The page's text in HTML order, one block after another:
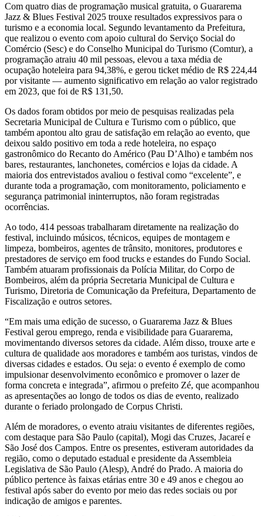
Com quatro dias de programação musical gratuita, o Guararema
Jazz & Blues Festival 2025 trouxe resultados expressivos para o
turismo e a economia local. Segundo levantamento da Prefeitura,
que realizou o evento com apoio cultural do Serviço Social do
Comércio (Sesc) e do Conselho Municipal do Turismo (Comtur), a
programação atraiu 40 mil pessoas, elevou a taxa média de
ocupação hoteleira para 94,38%, e gerou ticket médio de R$ 224,44
por visitante — aumento significativo em relação ao valor registrado
em 2023, que foi de R$ 131,50.
Os dados foram obtidos por meio de pesquisas realizadas pela
Secretaria Municipal de Cultura e Turismo com o público, que
também apontou alto grau de satisfação em relação ao evento, que
deixou saldo positivo em toda a rede hoteleira, no espaço
gastronômico do Recanto do Américo (Pau D’Alho) e também nos
bares, restaurantes, lanchonetes, comércios e lojas da cidade. A
maioria dos entrevistados avaliou o festival como “excelente”, e
durante toda a programação, com monitoramento, policiamento e
segurança patrimonial ininterruptos, não foram registradas
ocorrências.
Ao todo, 414 pessoas trabalharam diretamente na realização do
festival, incluindo músicos, técnicos, equipes de montagem e
limpeza, bombeiros, agentes de trânsito, monitores, produtores e
prestadores de serviço em food trucks e estandes do Fundo Social.
Também atuaram profissionais da Polícia Militar, do Corpo de
Bombeiros, além da própria Secretaria Municipal de Cultura e
Turismo, Diretoria de Comunicação da Prefeitura, Departamento de
Fiscalização e outros setores.
“Em mais uma edição de sucesso, o Guararema Jazz & Blues
Festival gerou emprego, renda e visibilidade para Guararema,
movimentando diversos setores da cidade. Além disso, trouxe arte e
cultura de qualidade aos moradores e também aos turistas, vindos de
diversas cidades e estados. Ou seja: o evento é exemplo de como
impulsionar desenvolvimento econômico e promover o lazer de
forma concreta e integrada”, afirmou o prefeito Zé, que acompanhou
as apresentações ao longo de todos os dias de evento, realizado
durante o feriado prolongado de Corpus Christi.
Além de moradores, o evento atraiu visitantes de diferentes regiões,
com destaque para São Paulo (capital), Mogi das Cruzes, Jacareí e
São José dos Campos. Entre os presentes, estiveram autoridades da
região, como o deputado estadual e presidente da Assembleia
Legislativa de São Paulo (Alesp), André do Prado. A maioria do
público pertence às faixas etárias entre 30 e 49 anos e chegou ao
festival após saber do evento por meio das redes sociais ou por
indicação de amigos e parentes.